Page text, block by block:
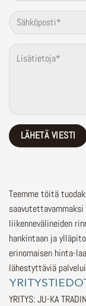
Teemme töitä
liikennevälineiden
hankintaan ja
erinomaisen hinta-
lähestyttäviä
YRITYS: JU-KA